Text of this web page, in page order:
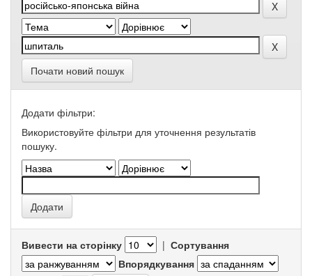
Почати новий пошук
Додати фільтри:
Використовуйте фільтри для уточнення результатів
пошуку.
Вивести на сторінку | Сортування
Впорядкування